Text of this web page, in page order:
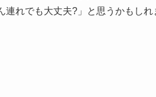
れでも大丈夫?」と思うかもしれ